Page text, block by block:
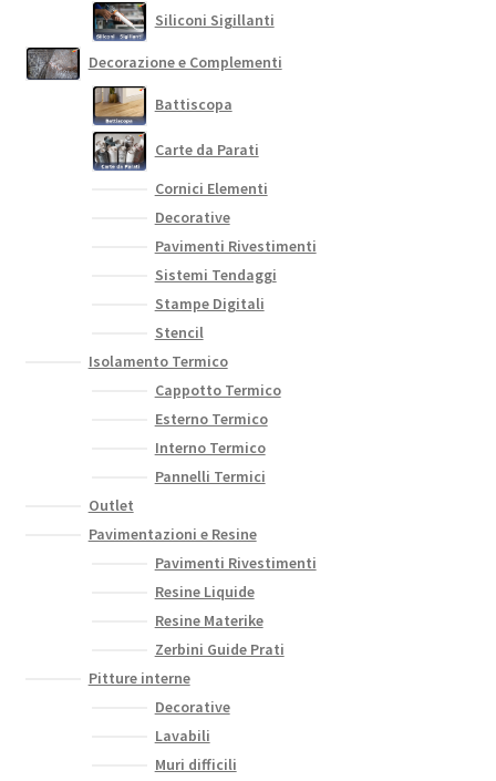
Siliconi Sigillanti
Decorazione e Complementi
Battiscopa
Carte da Parati
Cornici Elementi
Decorative
Pavimenti Rivestimenti
Sistemi Tendaggi
Stampe Digitali
Stencil
Isolamento Termico
Cappotto Termico
Esterno Termico
Interno Termico
Pannelli Termici
Outlet
Pavimentazioni e Resine
Pavimenti Rivestimenti
Resine Liquide
Resine Materike
Zerbini Guide Prati
Pitture interne
Decorative
Lavabili
Muri difficili